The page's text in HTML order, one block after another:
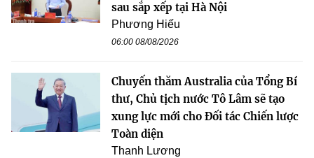
sau sắp xếp tại Hà Nội
Phương Hiếu
06:00 08/08/2026
Chuyến thăm Australia của Tổng Bí
thư, Chủ tịch nước Tô Lâm sẽ tạo
xung lực mới cho Đối tác Chiến lược
Toàn diện
Thanh Lương